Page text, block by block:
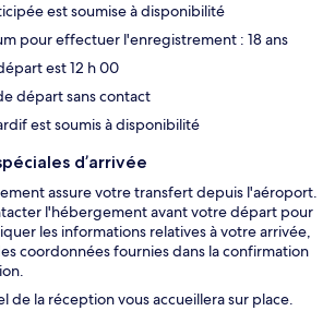
est soumise à disponibilité
pour effectuer l'enregistrement : 18 ans
est 12 h 00
départ sans contact
est soumis à disponibilité
d’arrivée
assure votre transfert depuis l'aéroport.
l'hébergement avant votre départ pour
les informations relatives à votre arrivée,
coordonnées fournies dans la confirmation
de la réception vous accueillera sur place.